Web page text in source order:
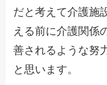
だと考えて介護施
える前に介護関係
善されるような努
と思います。